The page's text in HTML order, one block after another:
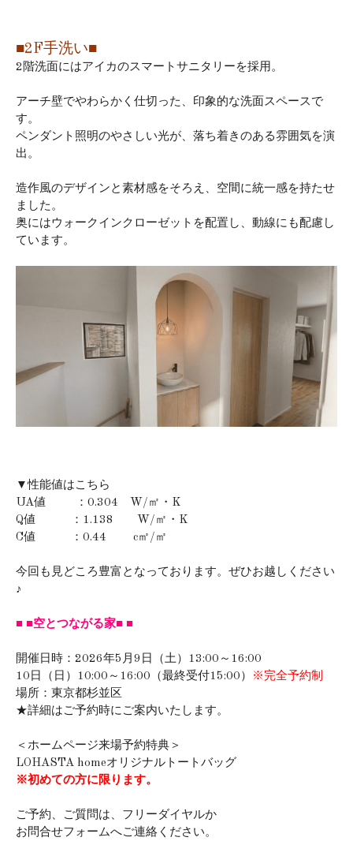
■2F手洗い■
2階洗面にはアイカのスマートサニタリーを採用。
アーチ壁でやわらかく仕切った、印象的な洗面スペースで
す。
ペンダント照明のやさしい光が、落ち着きのある雰囲気を演
出。
造作風のデザインと素材感をそろえ、空間に統一感を持たせ
ました。
奥にはウォークインクローゼットを配置し、動線にも配慮し
ています。
▼性能値はこちら
UA値 ：0.304 W/㎡・K
Q値 ：1.138 W/㎡・K
C値 ：0.44 c㎡/㎡
今回も見どころ豊富となっております。ぜひお越しください
♪
■ ■空とつながる家■ ■
開催日時：2026年5月9日（土）13:00～16:00
10日（日）10:00～16:00（最終受付15:00）
※完全予約制
場所：東京都杉並区
★詳細はご予約時にご案内いたします。
＜ホームページ来場予約特典＞
LOHASTA homeオリジナルトートバッグ
※初めての方に限ります。
ご予約、ご質問は、フリーダイヤルか
お問合せフォームへご連絡ください。